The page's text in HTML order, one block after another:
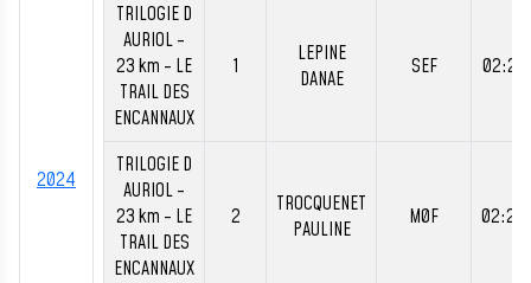
2024
TRILOGIE D
AURIOL -
23 km - LE
TRAIL DES
ENCANNAUX
1
LEPINE
DANAE
SEF
TRILOGIE D
AURIOL -
23 km - LE
TRAIL DES
ENCANNAUX
2
TROCQUENET
PAULINE
M0F